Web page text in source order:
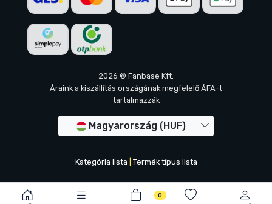
0
2026 © Fanbase Kft.
Áraink a kiszállítás országának megfelelő ÁFA-t
tartalmazzák
Magyarország (HUF)
Kategória lista Termék típus lista